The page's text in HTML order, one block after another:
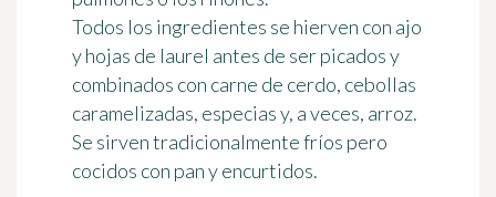
Todos los ingredientes se hierven con ajo
y hojas de laurel antes de ser picados y
combinados con carne de cerdo, cebollas
caramelizadas, especias y, a veces, arroz.
Se sirven tradicionalmente fríos pero
cocidos con pan y encurtidos.